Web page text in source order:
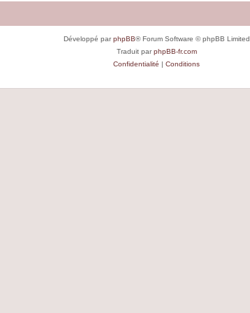
Développé parphpBB® Forum Software © phpBB Limited
Traduit parphpBB-fr.com
Confidentialité | Conditions